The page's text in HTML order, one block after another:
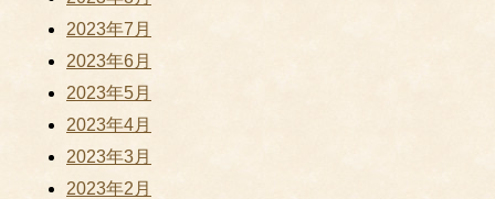
2023年7月
2023年6月
2023年5月
2023年4月
2023年3月
2023年2月